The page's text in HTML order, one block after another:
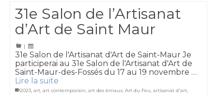
31e Salon de l’Artisanat
d’Art de Saint Maur
|
31e Salon de l'Artisanat d'Art de Saint-Maur Je
participerai au 31e Salon de l'Artisanat d'Art de
Saint-Maur-des-Fossés du 17 au 19 novembre …
Lire la suite
2023, art, art contemporain, art des émaux, Art du Feu, artisanat d'art,